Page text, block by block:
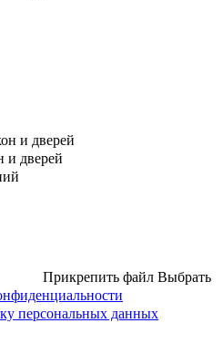
и дверей
и дверей
Прикрепить файл Выбрать
персональных данных